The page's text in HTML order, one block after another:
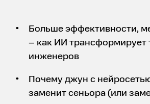
Больше эффективности,
– как ИИ трансформирует
инженеров
Почему джун с
заменит сеньора (или